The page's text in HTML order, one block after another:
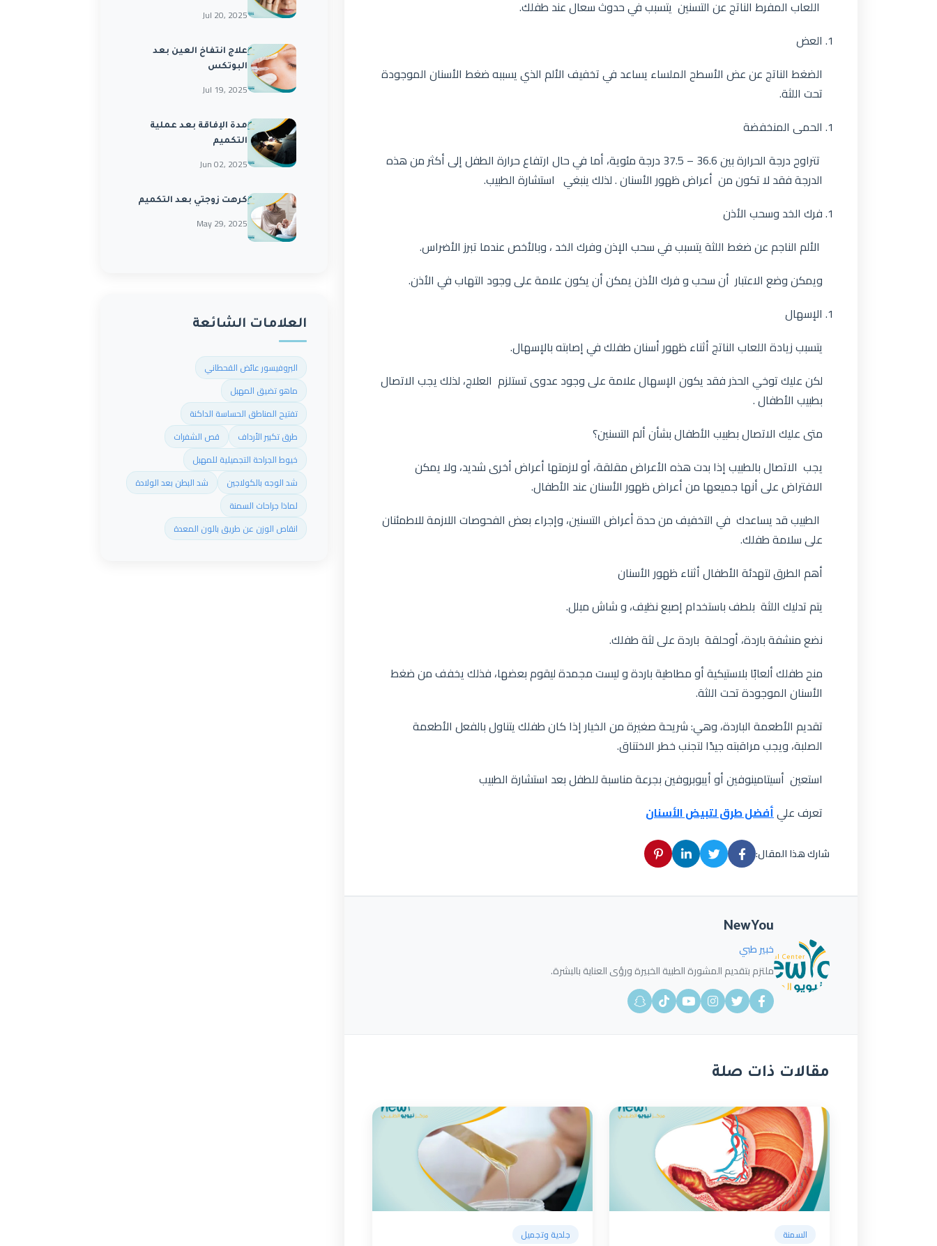
اللعاب المفرط الناتج عن التسنين يتسبب في حدوث سعال عند طفلك.
العض
الضغط الناتج عن عض الأسطح الملساء يساعد في تخفيف الألم الذي يسببه ضغط الأسنان الموجودة
تحت اللثة.
الحمى المنخفضة
تتراوح درجة الحرارة بين 36.6 – 37.5 درجة مئوية، أما في حال ارتفاع حرارة الطفل إلى أكثر من هذه
الدرجة فقد لا تكون من أعراض ظهور الأسنان . لذلك ينبغي استشارة الطبيب.
فرك الخد وسحب الأذن
الألم الناجم عن ضغط اللثة يتسبب في سحب الإذن وفرك الخد ، وبالأخص عندما تبرز الأضراس.
ويمكن وضع الاعتبار أن سحب و فرك الأذن يمكن أن يكون علامة على وجود التهاب في الأذن.
الإسهال
يتسبب زيادة اللعاب الناتج أثناء ظهور أسنان طفلك في إصابته بالإسهال.
لكن عليك توخي الحذر فقد يكون الإسهال علامة على وجود عدوى تستلزم العلاج، لذلك يجب الاتصال
بطبيب الأطفال .
متى عليك الاتصال بطبيب الأطفال بشأن ألم التسنين؟
يجب الاتصال بالطبيب إذا بدت هذه الأعراض مقلقة، أو لازمتها أعراض أخرى شديد، ولا يمكن
الافتراض على أنها جميعها من أعراض ظهور الأسنان عند الأطفال.
الطبيب قد يساعدك في التخفيف من حدة أعراض التسنين، وإجراء بعض الفحوصات اللازمة للاطمئنان
على سلامة طفلك.
أهم الطرق لتهدئة الأطفال أثناء ظهور الأسنان
يتم تدليك اللثة بلطف باستخدام إصبع نظيف، و شاش مبلل.
نضع منشفة باردة، أوحلقة باردة على لثة طفلك.
منح طفلك ألعابًا بلاستيكية أو مطاطية باردة و ليست مجمدة ليقوم بعضها، فذلك يخفف من ضغط
الأسنان الموجودة تحت اللثة.
تقديم الأطعمة الباردة، وهي: شريحة صغيرة من الخيار إذا كان طفلك يتناول بالفعل الأطعمة
الصلبة، ويجب مراقبته جيدًا لتجنب خطر الاختناق.
استعين أسيتامينوفين أو أيبوبروفين بجرعة مناسبة للطفل بعد استشارة الطبيب
تعرف عليأفضل طرق لتبيض الأسنان
شارك هذا المقال:
NewYou
خبير طبي
ملتزم بتقديم المشورة الطبية الخبيرة ورؤى العناية بالبشرة.
مقالات ذات صلة
السمنة جلدية وتجميل
Jul 20, 2025
علاج انتفاخ العين بعد
البوتكس
Jul 19, 2025
مدة الإفاقة بعد عملية
التكميم
Jun 02, 2025
كرهت زوجتي بعد التكميم
May 29, 2025
العلامات الشائعة
البروفيسور عائض القحطاني
ماهو تضيق المهبل
تفتيح المناطق الحساسة الداكنة
طرق تكبير الأرداف
قص الشفرات
خيوط الجراحة التجميلية للمهبل
شد الوجه بالكولاجين
شد البطن بعد الولادة
لماذا جراحات السمنة
انقاص الوزن عن طريق بالون المعدة